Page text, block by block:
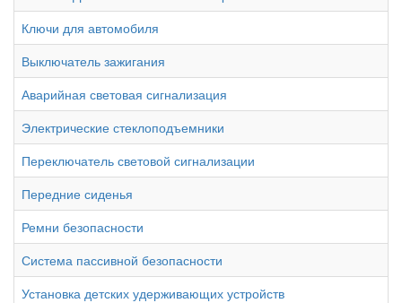
Ключи для автомобиля
Выключатель зажигания
Аварийная световая сигнализация
Электрические стеклоподъемники
Переключатель световой сигнализации
Передние сиденья
Ремни безопасности
Система пассивной безопасности
Установка детских удерживающих устройств